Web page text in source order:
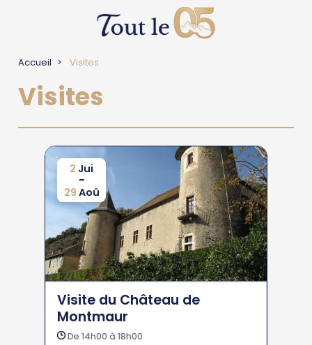
Accueil Visites
Visites
2 Jui
-
29 Aoû
Visite du Château de
Montmaur
De 14h00 à 18h00